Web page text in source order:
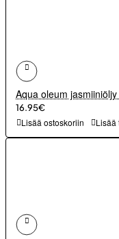
Aqua oleum
16.95€
Lisää ostoskoriin Lisää